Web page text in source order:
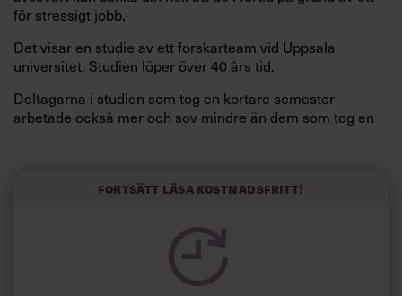
för stressigt jobb.
Det visar en studie av ett forskarteam vid Uppsala
universitet. Studien löper över 40 års tid.
Deltagarna i studien som tog en kortare semester
arbetade också mer och sov mindre än dem som tog en
Forskarna tror sig dessutom kunna uttyda att en längre
försök att förändra livsstilsvanor.
Fortsätt läsa kostnadsfritt!